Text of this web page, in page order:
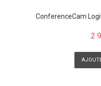
ConferenceCam
2